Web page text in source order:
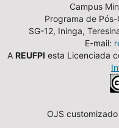
Campus
Programa de
SG-12, Ininga,
E-mail:
A REUFPI esta Licenciada
OJS